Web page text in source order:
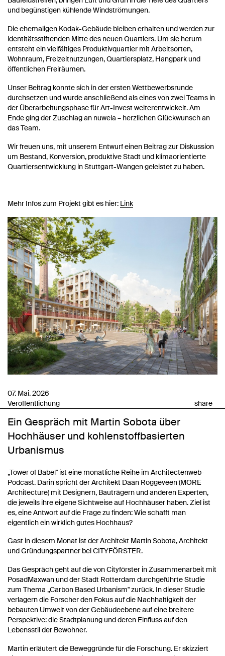
und begünstigen kühlende Windströmungen.
Die ehemaligen Kodak-Gebäude bleiben erhalten und werden zur
identitätsstiftenden Mitte des neuen Quartiers. Um sie herum
entsteht ein vielfältiges Produktivquartier mit Arbeitsorten,
Wohnraum, Freizeitnutzungen, Quartiersplatz, Hangpark und
öffentlichen Freiräumen.
Unser Beitrag konnte sich in der ersten Wettbewerbsrunde
durchsetzen und wurde anschließend als eines von zwei Teams in
der Überarbeitungsphase für Art-Invest weiterentwickelt. Am
Ende ging der Zuschlag an nuwela – herzlichen Glückwunsch an
das Team.
Wir freuen uns, mit unserem Entwurf einen Beitrag zur Diskussion
um Bestand, Konversion, produktive Stadt und klimaorientierte
Quartiersentwicklung in Stuttgart-Wangen geleistet zu haben.
Mehr Infos zum Projekt gibt es hier: Link
07. Mai. 2026
Veröffentlichung
share
Ein Gespräch mit Martin Sobota über
Hochhäuser und kohlenstoffbasierten
Urbanismus
„Tower of Babel" ist eine monatliche Reihe im Architectenweb-
Podcast. Darin spricht der Architekt Daan Roggeveen (MORE
Architecture) mit Designern, Bauträgern und anderen Experten,
die jeweils ihre eigene Sichtweise auf Hochhäuser haben. Ziel ist
es, eine Antwort auf die Frage zu finden: Wie schafft man
eigentlich ein wirklich gutes Hochhaus?
Gast in diesem Monat ist der Architekt Martin Sobota, Architekt
und Gründungspartner bei CITYFÖRSTER.
Das Gespräch geht auf die von Cityförster in Zusammenarbeit mit
PosadMaxwan und der Stadt Rotterdam durchgeführte Studie
zum Thema „Carbon Based Urbanism" zurück. In dieser Studie
verlagern die Forscher den Fokus auf die Nachhaltigkeit der
bebauten Umwelt von der Gebäudeebene auf eine breitere
Perspektive: die Stadtplanung und deren Einfluss auf den
Lebensstil der Bewohner.
Martin erläutert die Beweggründe für die Forschung. Er skizziert